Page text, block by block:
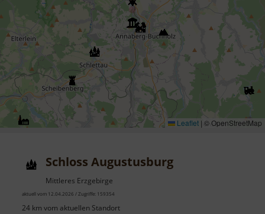
Leaflet | © OpenStreetMap
Schloss Augustusburg
Mittleres Erzgebirge
aktuell vom 12.04.2026 / Zugriffe: 159354
24 km vom aktuellen Standort